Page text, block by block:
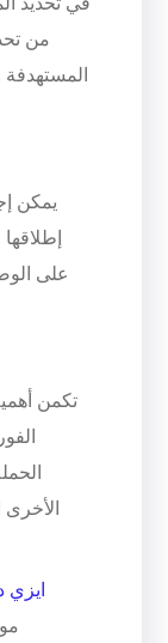
من
المستهدفة
يمكن
على
تكمن
ايزي